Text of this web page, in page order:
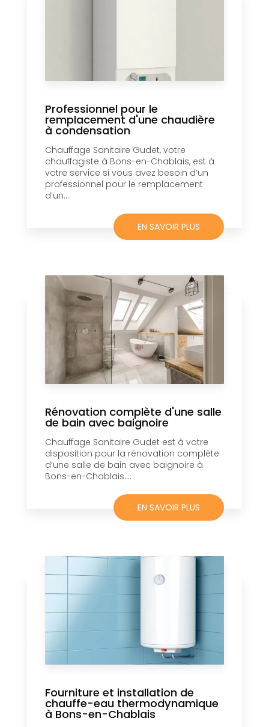
Professionnel pour le
remplacement d'une chaudière
à condensation
Chauffage Sanitaire Gudet, votre
chauffagiste à Bons-en-Chablais, est à
votre service si vous avez besoin d’un
professionnel pour le remplacement
d’un...
EN SAVOIR PLUS
Rénovation complète d'une salle
de bain avec baignoire
Chauffage Sanitaire Gudet est à votre
disposition pour la rénovation complète
d’une salle de bain avec baignoire à
Bons-en-Chablais....
EN SAVOIR PLUS
Fourniture et installation de
chauffe-eau thermodynamique
à Bons-en-Chablais